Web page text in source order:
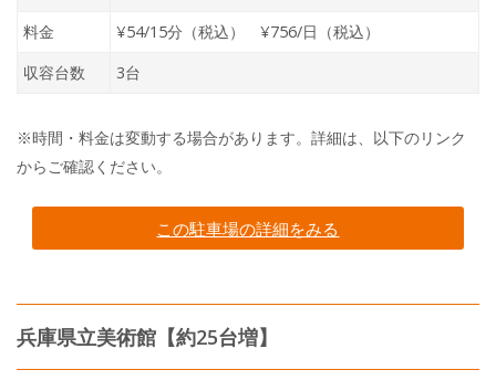
料金
¥54/15分（税込） ¥756/日（税込）
収容台数
3台
※時間・料金は変動する場合があります。詳細は、以下のリンク
からご確認ください。
この駐車場の詳細をみる
兵庫県立美術館【約25台増】